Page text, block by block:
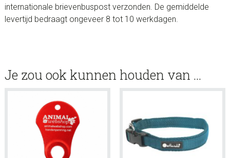
internationale brievenbuspost verzonden. De gemiddelde
levertijd bedraagt ongeveer 8 tot 10 werkdagen.
Je zou ook kunnen houden van …